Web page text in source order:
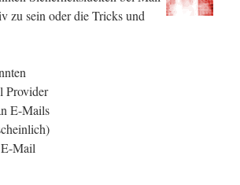
zu sein oder die Tricks und
Provider
E-Mails
Mail